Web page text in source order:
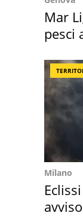
Mar
pesci
Milano